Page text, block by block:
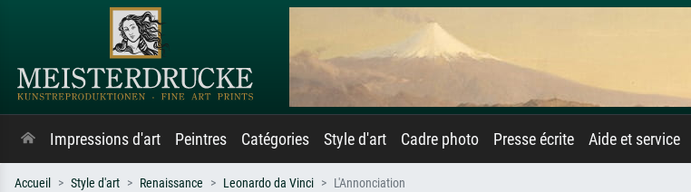
Impressions d'art Peintres Catégories Style d'art Cadre photo Presse écrite Aide et service
Accueil Style d'art Renaissance Leonardo da Vinci L'Annonciation